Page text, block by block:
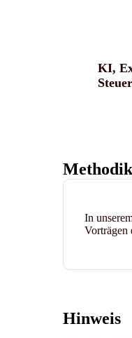
KI,
Methodik
In
Vorträgen
Hinweis